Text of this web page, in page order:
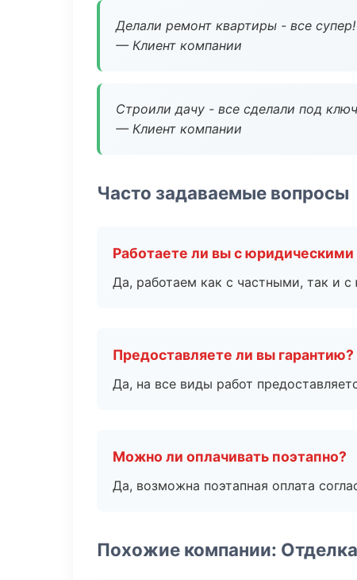
Делали ремонт квартиры - все
— Клиент компании
Строили дачу - все сделали под
— Клиент компании
Часто задаваемые вопросы
Работаете ли вы с
Да, работаем как с частными, так и
Предоставляете ли вы гарантию?
Да, на все виды работ
Можно ли оплачивать поэтапно?
Да, возможна поэтапная оплата
Похожие компании: